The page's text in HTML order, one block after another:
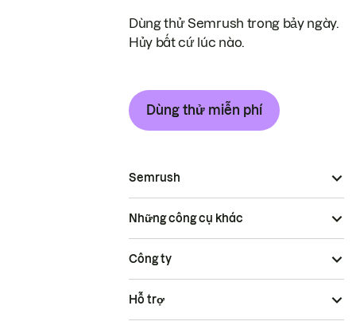
Dùng thử Semrush trong bảy ngày.
Hủy bất cứ lúc nào.
Dùng thử miễn phí
Semrush
Những công cụ khác
Công ty
Hỗ trợ